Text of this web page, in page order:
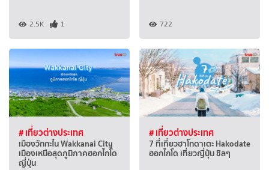
2.5K 1 722
# เที่ยวต่างประเทศ
เมืองวักกะไน Wakkanai City
เมืองเหนือสุดภูมิภาคฮอกไกโด
ญี่ปุ่น
# เที่ยวต่างประเทศ
7 ที่เที่ยวฮาโกดาเตะ Hakodate
ฮอกไกโด เที่ยวญี่ปุ่น ชิลๆ